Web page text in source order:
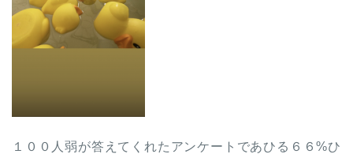
１００人弱が答えてくれたアンケートであひる６６%ひ